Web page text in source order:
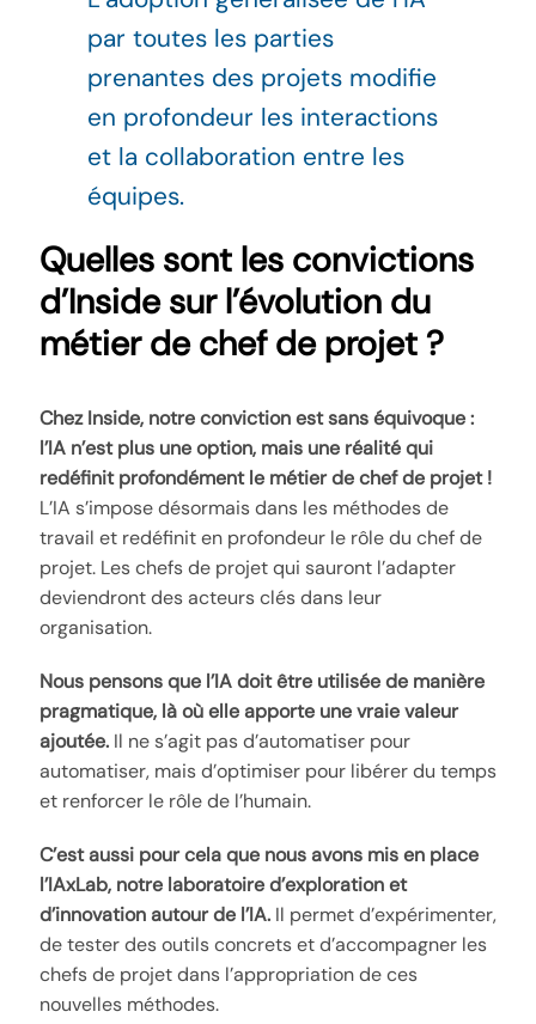
par toutes les parties
prenantes des projets modifie
en profondeur les interactions
et la collaboration entre les
équipes.
Quelles sont les convictions
d’Inside sur l’évolution du
métier de chef de projet ?
Chez Inside, notre conviction est sans équivoque :
l’IA n’est plus une option, mais une réalité qui
redéfinit profondément le métier de chef de projet !
L’IA s’impose désormais dans les méthodes de
travail et redéfinit en profondeur le rôle du chef de
projet. Les chefs de projet qui sauront l’adapter
deviendront des acteurs clés dans leur
organisation.
Nous pensons que l’IA doit être utilisée de manière
pragmatique, là où elle apporte une vraie valeur
ajoutée. Il ne s’agit pas d’automatiser pour
automatiser, mais d’optimiser pour libérer du temps
et renforcer le rôle de l’humain.
C’est aussi pour cela que nous avons mis en place
l’IAxLab, notre laboratoire d’exploration et
d’innovation autour de l’IA. Il permet d’expérimenter,
de tester des outils concrets et d’accompagner les
chefs de projet dans l’appropriation de ces
nouvelles méthodes.